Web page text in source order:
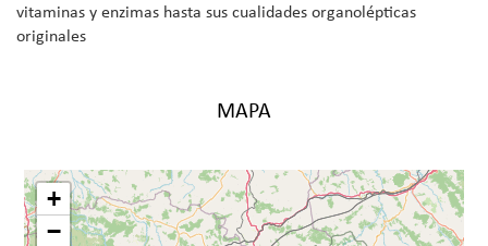
vitaminas y enzimas hasta sus cualidades organolépticas
originales
MAPA
+
−